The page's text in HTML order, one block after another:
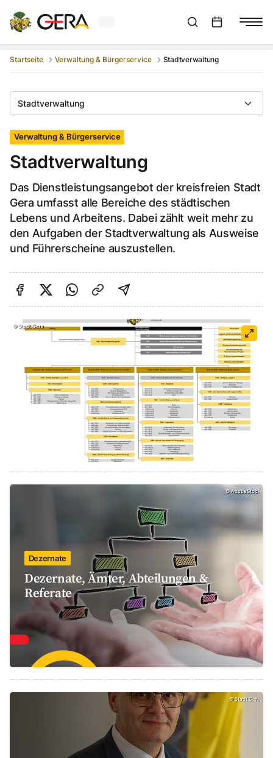
Aktuelles Wetter in GeraSuchleiste anzeigen
Startseite Verwaltung & Bürgerservice Stadtverwaltung
Stadtverwaltung
Verwaltung & Bürgerservice
Stadtverwaltung
Das Dienstleistungsangebot der kreisfreien Stadt
Gera umfasst alle Bereiche des städtischen
Lebens und Arbeitens. Dabei zählt weit mehr zu
den Aufgaben der Stadtverwaltung als Ausweise
und Führerscheine auszustellen.
Auf Facebook teilen
Auf Twitter teilen
Per Link teilen
shareViaEmail
© Stadt Gera
©AdobeStock
Dezernate
Dezernate, Ämter, Abteilungen &
Referate
©Stadt Gera